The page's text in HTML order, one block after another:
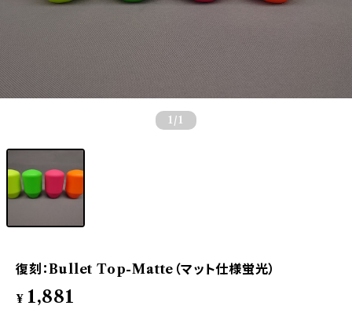
1 /1
復刻：Bullet Top-Matte（マット仕様蛍光）
¥ 1,881